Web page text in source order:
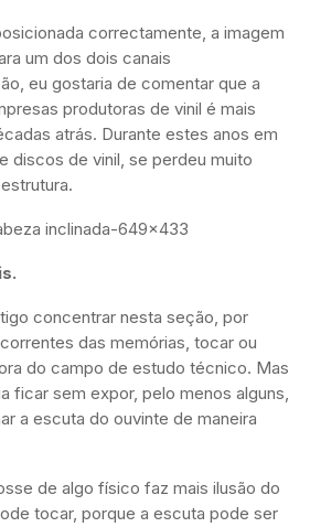
correctamente, a imagem
um dos dois canais
eu gostaria de comentar que a
produtoras de vinil é mais
atrás. Durante estes anos em
discos de vinil, se perdeu muito
concentrar nesta seção, por
das memórias, tocar ou
do campo de estudo técnico. Mas
ficar sem expor, pelo menos alguns,
a escuta do ouvinte de maneira
de algo físico faz mais ilusão do
tocar, porque a escuta pode ser